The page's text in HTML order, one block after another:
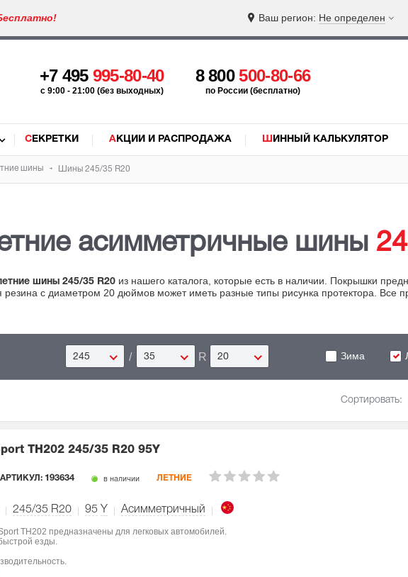
Ваш регион: Не определен
+7 495 995-80-40
c 9:00 - 21:00 (без выходных)
8 800500-80-66
по России (бесплатно)
СЕКРЕТКИ АКЦИИ И РАСПРОДАЖА ШИННЫЙ КАЛЬКУЛЯТОР
шины Шины 245/35 R20
асимметричные шины
шины 245/35 R20 из нашего каталога, которые есть в наличии. Покрышки
резина с диаметром 20 дюймов может иметь разные типы рисунка протектора. Все
245 / 35 R 20 Зима
Сортировать:
TH202 245/35 R20 95Y
АРТИКУЛ: 193634 в наличии ЛЕТНИЕ
245/35 R20 95 Y Асимметричный
TH202 предназначены для легковых автомобилей.
езды.